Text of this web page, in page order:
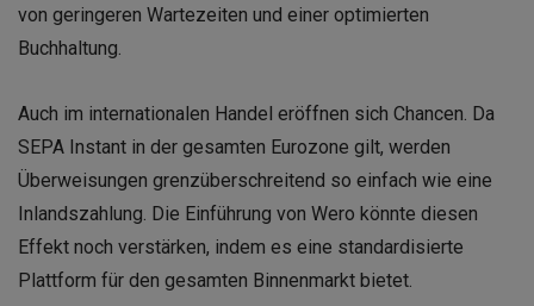
von geringeren Wartezeiten und einer optimierten
Buchhaltung.
Auch im internationalen Handel eröffnen sich Chancen. Da
SEPA Instant in der gesamten Eurozone gilt, werden
Überweisungen grenzüberschreitend so einfach wie eine
Inlandszahlung. Die Einführung von Wero könnte diesen
Effekt noch verstärken, indem es eine standardisierte
Plattform für den gesamten Binnenmarkt bietet.